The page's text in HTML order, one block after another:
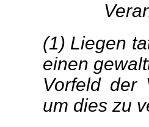
(1) Liegen
einen
Vorfeld der
um dies zu